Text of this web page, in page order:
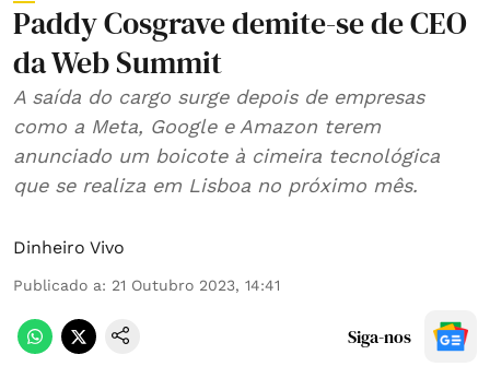
Paddy Cosgrave demite-se de CEO
da Web Summit
A saída do cargo surge depois de empresas
como a Meta, Google e Amazon terem
anunciado um boicote à cimeira tecnológica
que se realiza em Lisboa no próximo mês.
Dinheiro Vivo
Publicado a: 21 Outubro 2023, 14:41
Siga-nos